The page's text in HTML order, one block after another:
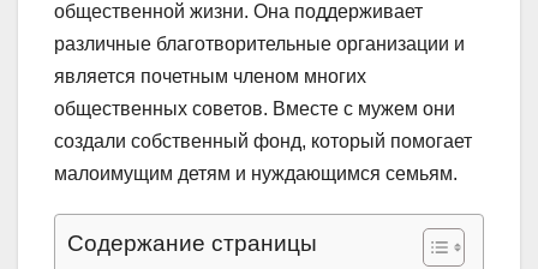
общественной жизни. Она поддерживает
различные благотворительные организации и
является почетным членом многих
общественных советов. Вместе с мужем они
создали собственный фонд, который помогает
малоимущим детям и нуждающимся семьям.
Содержание страницы